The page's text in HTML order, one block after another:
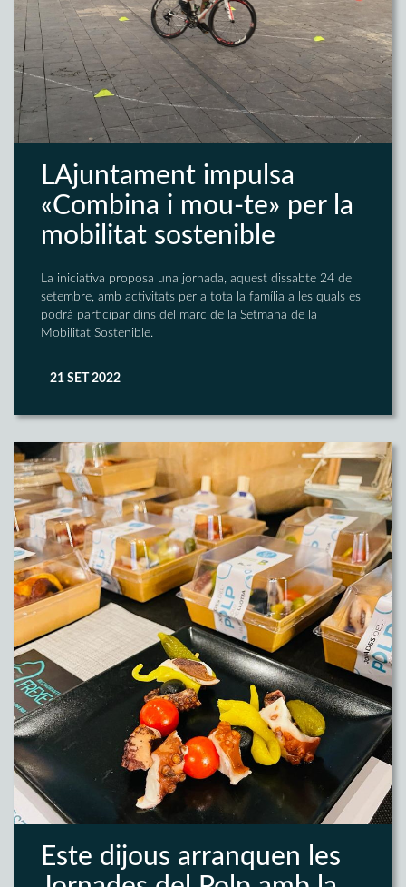
LAjuntament impulsa
«Combina i mou-te» per la
mobilitat sostenible
La iniciativa proposa una jornada, aquest dissabte 24 de
setembre, amb activitats per a tota la família a les quals es
podrà participar dins del marc de la Setmana de la
Mobilitat Sostenible.
21 SET 2022
Este dijous arranquen les